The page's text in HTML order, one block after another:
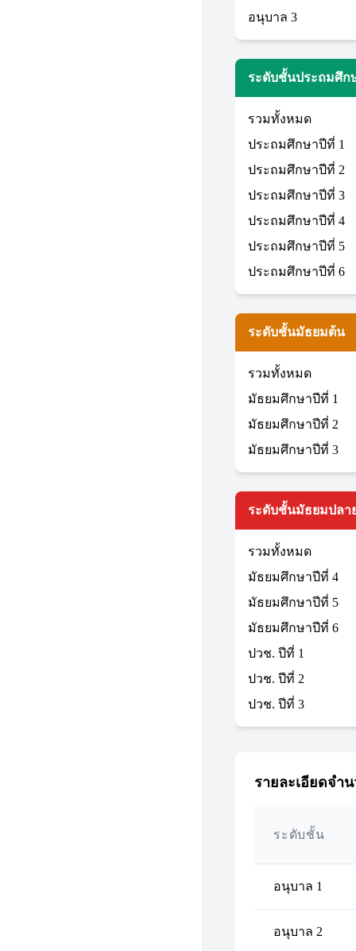
อนุบาล 3
ระดับชั้นประถมศึก
รวมทั้งหมด
ประถมศึกษาปีที่ 1
ประถมศึกษาปีที่ 2
ประถมศึกษาปีที่ 3
ประถมศึกษาปีที่ 4
ประถมศึกษาปีที่ 5
ประถมศึกษาปีที่ 6
ระดับชั้นมัธยมต้น
รวมทั้งหมด
มัธยมศึกษาปีที่ 1
มัธยมศึกษาปีที่ 2
มัธยมศึกษาปีที่ 3
ระดับชั้นมัธยมปลา
รวมทั้งหมด
มัธยมศึกษาปีที่ 4
มัธยมศึกษาปีที่ 5
มัธยมศึกษาปีที่ 6
ปวช. ปีที่ 1
ปวช. ปีที่ 2
ปวช. ปีที่ 3
รายละเอียดจำ
ระดับชั้น
อนุบาล 1
อนุบาล 2